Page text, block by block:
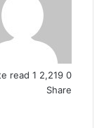
0
1 minute read
Share